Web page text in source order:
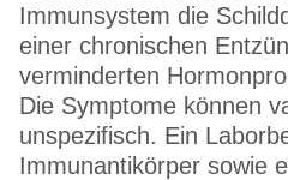
Immunsystem die
einer chronischen
verminderten
Die Symptome können
unspezifisch. Ein
Immunantikörper sowie